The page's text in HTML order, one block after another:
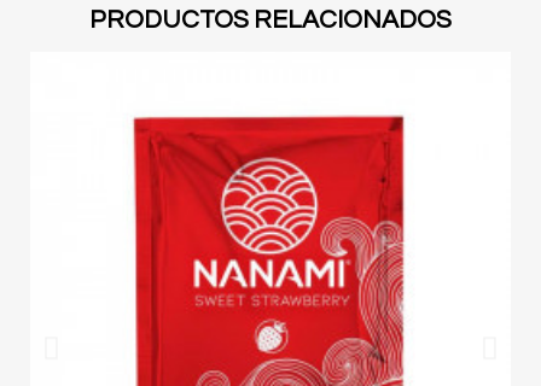
PRODUCTOS RELACIONADOS